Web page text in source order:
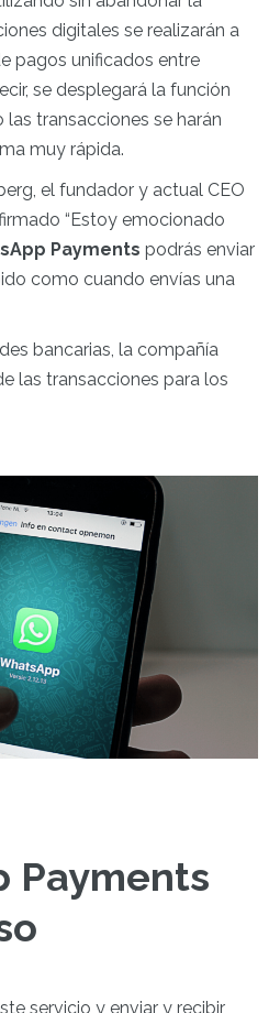
digitales se realizarán a
pagos unificados entre
se desplegará la función
transacciones se harán
muy rápida.
el fundador y actual CEO
“Estoy emocionado
Payments podrás enviar
como cuando envías una
bancarias, la compañía
las transacciones para los
Payments
servicio y enviar y recibir